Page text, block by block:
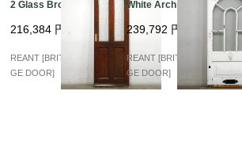
2 Glass Brown
216,384 円
REANT [BRITISH VINTA
GE DOOR]
White Arch Glass
239,792 円
REANT [BRITISH VINTA
GE DOOR]